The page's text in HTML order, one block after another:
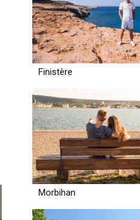
Finistère
Morbihan